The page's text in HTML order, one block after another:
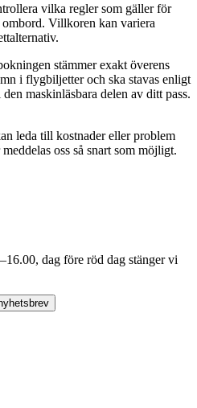
vilka regler som gäller för
Villkoren kan variera
stämmer exakt överens
i flygbiljetter och ska stavas enligt
maskinläsbara delen av ditt pass.
leda till kostnader eller problem
oss så snart som möjligt.
dag före röd dag stänger vi